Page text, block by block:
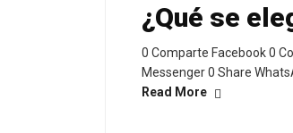
¿Qué se
0 Comparte Facebook 0
Messenger 0 Share
Read More